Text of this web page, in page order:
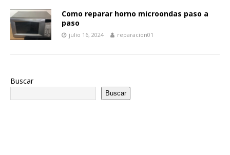
Como reparar horno microondas paso a
paso
julio 16, 2024 reparacion01
Buscar
Buscar